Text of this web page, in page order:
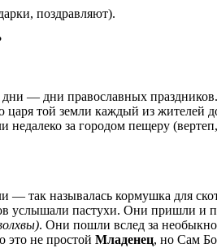
поздравляют).
дни — дни православных
царя той земли каждый из
за городом пещеру
— так называлась кормушка для
услышали пастухи. Они пришли и
. Они пошли вслед за
это не простой Младенец, но Сам